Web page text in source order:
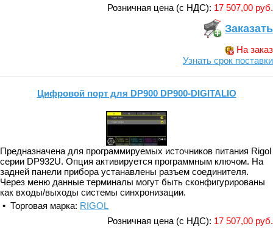
Розничная цена (с НДС): 17 507,00 руб.
Заказать
На заказ
Узнать срок поставки
Цифровой порт для DP900 DP900-DIGITALIO
Предназначена для программируемых источников питания Rigol
серии DP932U. Опция активируется программным ключом. На
задней панели прибора устанавлены разъем соединителя.
Через меню данные терминалы могут быть сконфигурированы
как входы/выходы системы синхронизации.
• Торговая марка: RIGOL
Розничная цена (с НДС): 17 507,00 руб.